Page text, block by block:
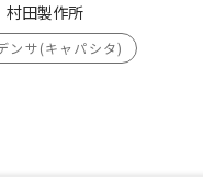
村田製作所
ンサ(キャパシタ)